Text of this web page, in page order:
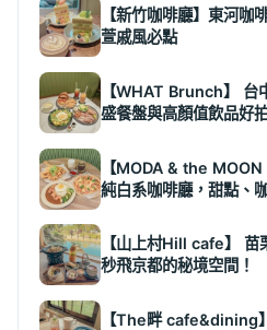
【新竹咖啡廳】東河咖
萱戚風必點
【WHAT Brunch】 台
盛餐盤與高顏值飲品好
【MODA & the
純白系咖啡廳，甜點、
【山上村Hill cafe】 苗
秒飛京都的秘境空間！
【The畔 cafe&dining